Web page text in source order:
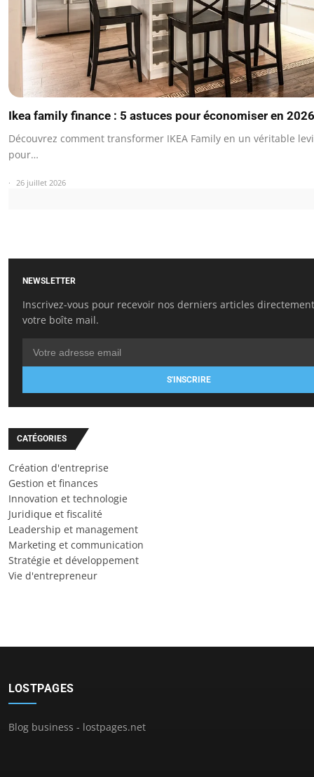
Ikea family finance : 5 astuces pour économiser en 2026
Découvrez comment transformer IKEA Family en un véritable
pour…
26 juillet 2026
NEWSLETTER
Inscrivez-vous pour recevoir nos derniers articles
votre boîte mail.
S'INSCRIRE
CATÉGORIES
Création d'entreprise
Gestion et finances
Innovation et technologie
Juridique et fiscalité
Leadership et management
Marketing et communication
Stratégie et développement
Vie d'entrepreneur
LOSTPAGES
Blog business - lostpages.net